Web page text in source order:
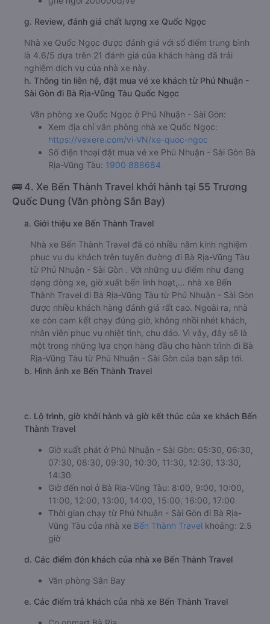
g. Review, đánh giá chất lượng xe Quốc Ngọc
Nhà xe Quốc Ngọc được đánh giá với số điểm trung bình
là 4.6/5 dựa trên 21 đánh giá của khách hàng đã trải
nghiệm dịch vụ của nhà xe này.
h. Thông tin liên hệ, đặt mua vé xe khách từ Phú Nhuận -
Sài Gòn đi Bà Rịa-Vũng Tàu Quốc Ngọc
Văn phòng xe Quốc Ngọc ở Phú Nhuận - Sài Gòn:
Xem địa chỉ văn phòng nhà xe Quốc Ngọc:
https://vexere.com/vi-VN/xe-quoc-ngoc
Số điện thoại đặt mua vé xe Phú Nhuận - Sài Gòn Bà
Rịa-Vũng Tàu: 1900 888684
🚌 4. Xe Bến Thành Travel khởi hành tại 55 Trương
Quốc Dung (Văn phòng Sân Bay)
a. Giới thiệu xe Bến Thành Travel
Nhà xe Bến Thành Travel đã có nhiều năm kinh nghiệm
phục vụ du khách trên tuyến đường đi Bà Rịa-Vũng Tàu
từ Phú Nhuận - Sài Gòn . Với những ưu điểm như đang
dạng dòng xe, giờ xuất bến linh hoạt,… nhà xe Bến
Thành Travel đi Bà Rịa-Vũng Tàu từ Phú Nhuận - Sài Gòn
được nhiều khách hàng đánh giá rất cao. Ngoài ra, nhà
xe còn cam kết chạy đúng giờ, không nhồi nhét khách,
nhân viên phục vụ nhiệt tình, chu đáo. Vì vậy, đây sẽ là
một trong những lựa chọn hàng đầu cho hành trình đi Bà
Rịa-Vũng Tàu từ Phú Nhuận - Sài Gòn của bạn sắp tới.
b. Hình ảnh xe Bến Thành Travel
c. Lộ trình, giờ khởi hành và giờ kết thúc của xe khách Bến
Thành Travel
Giờ xuất phát ở Phú Nhuận - Sài Gòn: 05:30, 06:30,
07:30, 08:30, 09:30, 10:30, 11:30, 12:30, 13:30,
14:30
Giờ đến nơi ở Bà Rịa-Vũng Tàu: 8:00, 9:00, 10:00,
11:00, 12:00, 13:00, 14:00, 15:00, 16:00, 17:00
Thời gian chạy từ Phú Nhuận - Sài Gòn đi Bà Rịa-
Vũng Tàu của nhà xe Bến Thành Travel khoảng: 2.5
giờ
d. Các điểm đón khách của nhà xe Bến Thành Travel
Văn phòng Sân Bay
e. Các điểm trả khách của nhà xe Bến Thành Travel